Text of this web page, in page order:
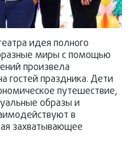
идея полного
миры с помощью
произвела
гостей праздника. Дети
путешествие,
образы и
в
захватывающее